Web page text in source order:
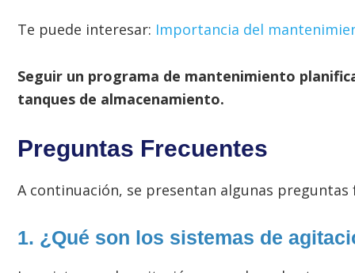
Te puede interesar: Importancia del
Seguir un programa de mantenimiento
tanques de almacenamiento.
Preguntas Frecuentes
A continuación, se presentan algunas
1. ¿Qué son los sistemas de